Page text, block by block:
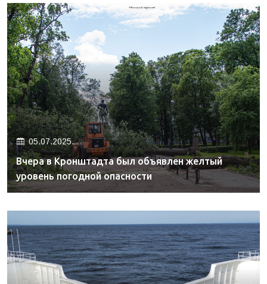
05.07.2025.
Вчера в Кронштадта был объявлен желтый
уровень погодной опасности